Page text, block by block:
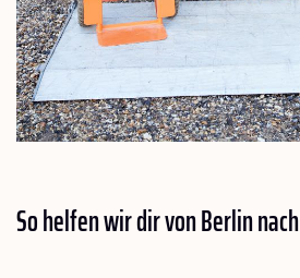
So helfen wir dir von Berlin nach